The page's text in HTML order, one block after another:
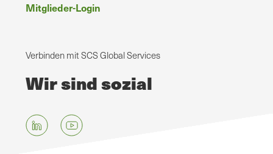
Mitglieder-Login
Verbinden mit SCS Global Services
Wir sind sozial